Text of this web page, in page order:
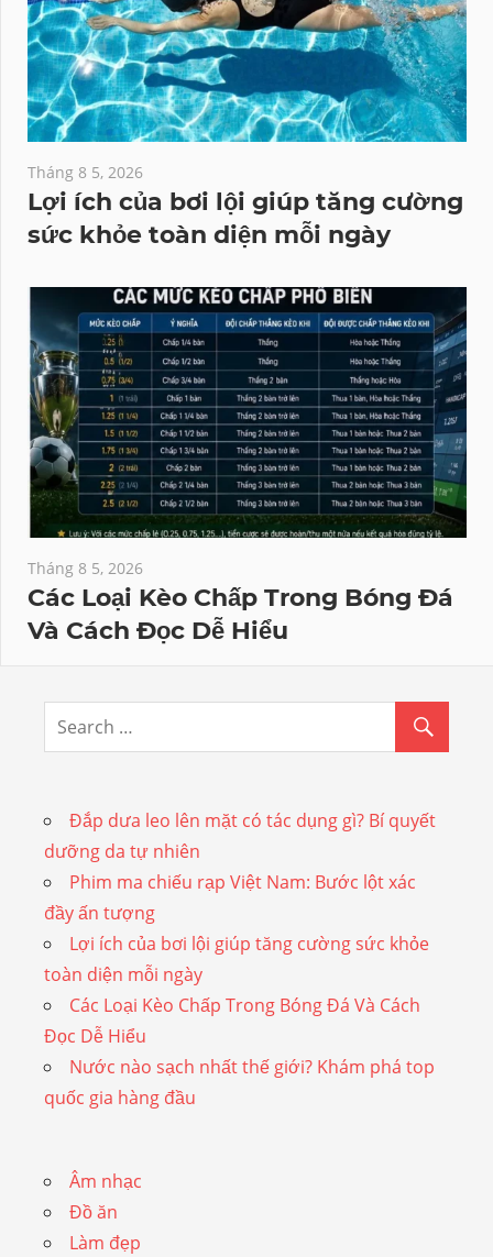
Tháng 8 5, 2026
Lợi ích của bơi lội giúp tăng cường
sức khỏe toàn diện mỗi ngày
Tháng 8 5, 2026
Các Loại Kèo Chấp Trong Bóng Đá
Và Cách Đọc Dễ Hiểu
Đắp dưa leo lên mặt có tác dụng gì? Bí quyết
dưỡng da tự nhiên
Phim ma chiếu rạp Việt Nam: Bước lột xác
đầy ấn tượng
Lợi ích của bơi lội giúp tăng cường sức khỏe
toàn diện mỗi ngày
Các Loại Kèo Chấp Trong Bóng Đá Và Cách
Đọc Dễ Hiểu
Nước nào sạch nhất thế giới? Khám phá top
quốc gia hàng đầu
Âm nhạc
Đồ ăn
Làm đẹp